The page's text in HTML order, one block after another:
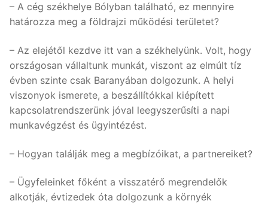
– A cég székhelye Bólyban található, ez mennyire
határozza meg a földrajzi működési területet?
– Az elejétől kezdve itt van a székhelyünk. Volt, hogy
országosan vállaltunk munkát, viszont az elmúlt tíz
évben szinte csak Baranyában dolgozunk. A helyi
viszonyok ismerete, a beszállítókkal kiépített
kapcsolatrendszerünk jóval leegyszerűsíti a napi
munkavégzést és ügyintézést.
– Hogyan találják meg a megbízóikat, a partnereiket?
– Ügyfeleinket főként a visszatérő megrendelők
alkotják, évtizedek óta dolgozunk a környék